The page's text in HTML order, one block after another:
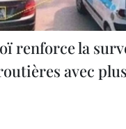
renforce la
avec